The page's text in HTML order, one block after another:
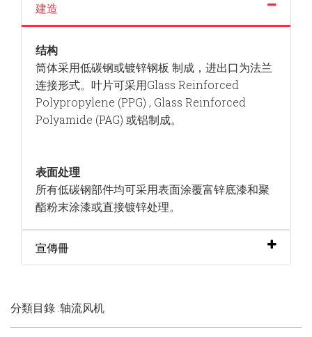
建造
结构
筒体采用低碳钢或镀锌钢板 制成，进出口为法兰
连接形式。叶片可采用Glass Reinforced
Polypropylene (PPG) , Glass Reinforced
Polyamide (PAG) 或铝制成。
表面处理
所有低碳钢部件均可采用表面涂覆富锌底漆和聚
酯粉末涂漆或直接镀锌处理。
宣傳冊
分類目錄 :轴流风机